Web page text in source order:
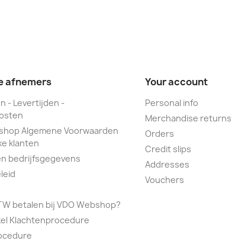
afnemers
- Levertijden -
Algemene Voorwaarden
klanten
bedrijfsgegevens
betalen bij VDO Webshop?
Klachtenprocedure
Your account
Personal info
Merchandise returns
Orders
Credit slips
Addresses
Vouchers